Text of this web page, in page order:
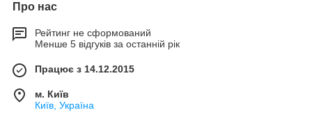
Про нас
Рейтинг не сформований
Менше 5 відгуків за останній рік
Працює з 14.12.2015
м. Київ
Київ, Україна